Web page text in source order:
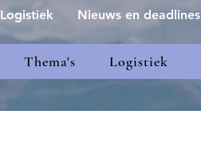
Thema's Logistiek
Logistiek Nieuws en deadlines